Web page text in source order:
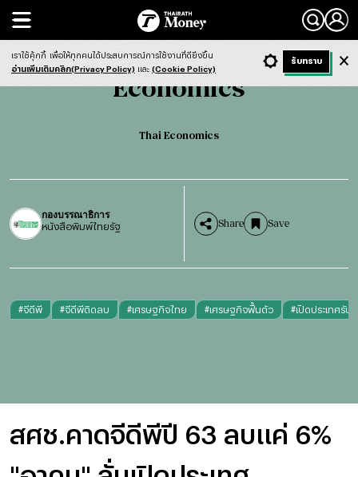
Search
Economics Thai Economics
Economics
Thai Economics
กองบรรณาธิการ
หนังสือพิมพ์ไทยรัฐ Share Save
#จีดีพี #จีดีพีติดลบ #เศรษฐกิจไทย #เศรษฐกิจฟื้นตัว #เปิดประเทศรั
สศช.คาดจีดีพีปี 63 ลบแค่ 6%
- ก + ก Dark ฟังข่าว
เราใช้คุ้กกี้ เพื่อให้ทุกคนได้ประสบการณ์การใช้งานที่ดียิ่งขึ้น
อ่านเพิ่มเติมคลิก(Privacy Policy) และ (Cookie Policy)
รับทราบ